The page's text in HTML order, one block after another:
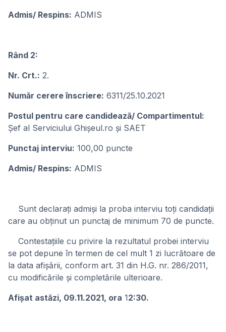
Admis/ Respins: ADMIS
Rând 2:
Nr. Crt.: 2.
Număr cerere înscriere: 6311/25.10.2021
Postul pentru care candidează/ Compartimentul:
Șef al Serviciului Ghișeul.ro și SAET
Punctaj interviu: 100,00 puncte
Admis/ Respins: ADMIS
Sunt declarați admiși la proba interviu toți candidații
care au obținut un punctaj de minimum 70 de puncte.
Contestațiile cu privire la rezultatul probei interviu
se pot depune în termen de cel mult 1 zi lucrătoare de
la data afișării, conform art. 31 din H.G. nr. 286/2011,
cu modificările și completările ulterioare.
Afișat astăzi, 09.11.2021, ora 12:30.